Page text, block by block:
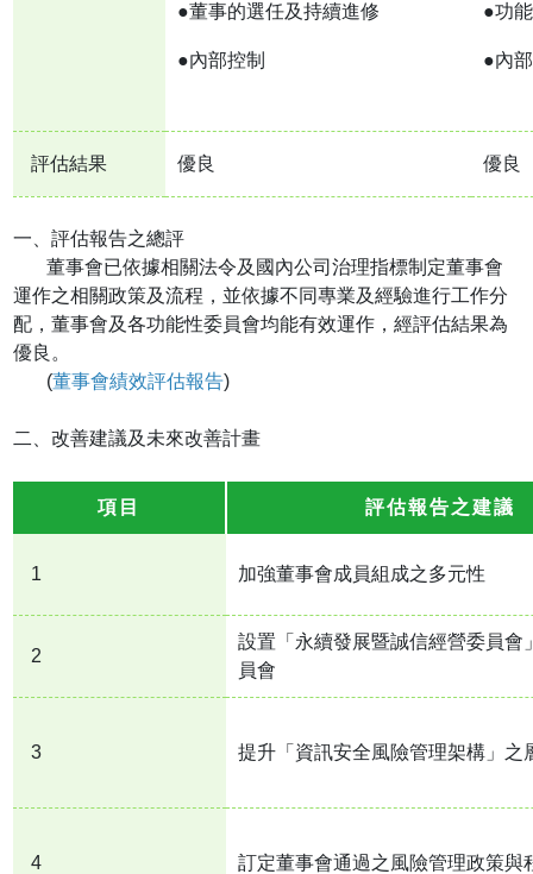
●董事的選任及持續進修
●內部控制
●功
●內
評估結果 優良 優良
一、評估報告之總評
董事會已依據相關法令及國內公司治理指標制定董事會
運作之相關政策及流程，並依據不同專業及經驗進行工作分
配，董事會及各功能性委員會均能有效運作，經評估結果為
優良。
(董事會績效評估報告)
二、改善建議及未來改善計畫
項目 評估報告之建議
1 加強董事會成員組成之多元性
2
設置「永續發展暨誠信經營委員會
員會
3 提升「資訊安全風險管理架構」之
4 訂定董事會通過之風險管理政策與